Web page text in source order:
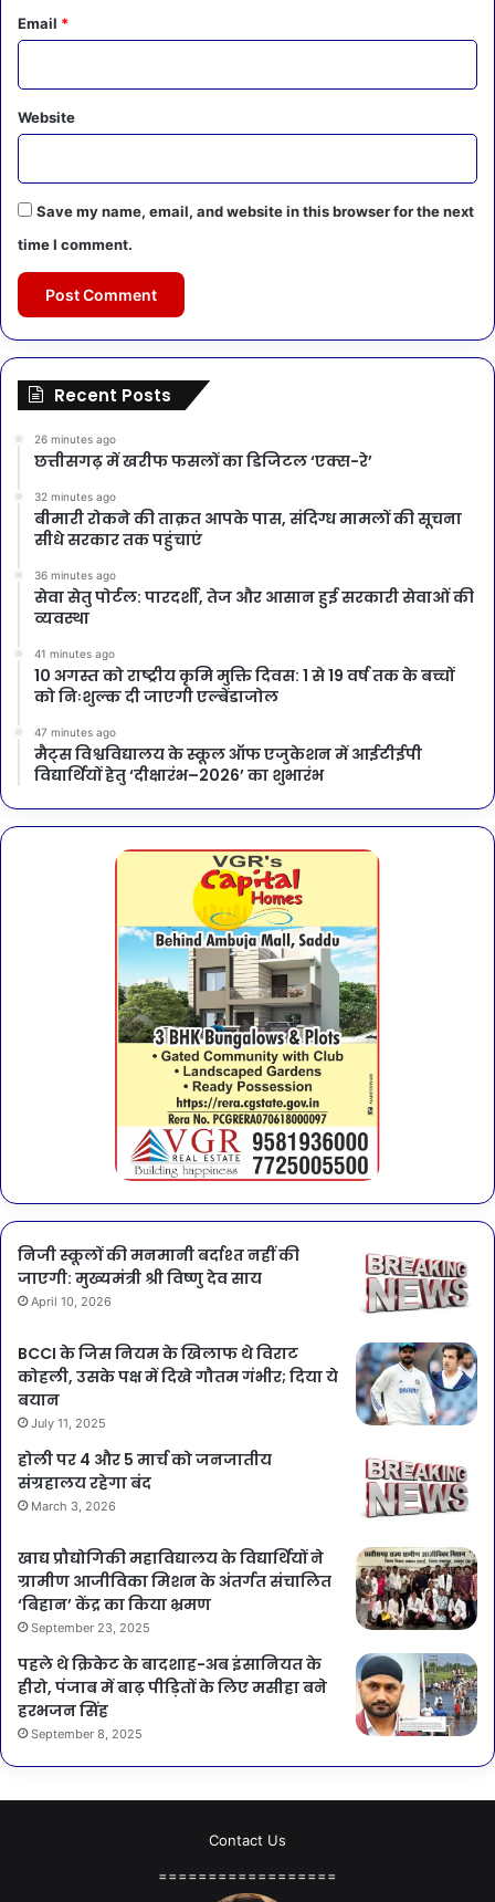
Email *
Website
Save my name, email, and website in this browser for the next
time I comment.
Recent Posts
26 minutes ago
छत्तीसगढ़ में खरीफ फसलों का डिजिटल ‘एक्स-रे’
32 minutes ago
बीमारी रोकने की ताक़त आपके पास, संदिग्ध मामलों की सूचना
सीधे सरकार तक पहुंचाएं
36 minutes ago
सेवा सेतु पोर्टल: पारदर्शी, तेज और आसान हुई सरकारी सेवाओं की
व्यवस्था
41 minutes ago
10 अगस्त को राष्ट्रीय कृमि मुक्ति दिवस: 1 से 19 वर्ष तक के बच्चों
को निःशुल्क दी जाएगी एल्बेंडाजोल
47 minutes ago
मैट्स विश्वविद्यालय के स्कूल ऑफ एजुकेशन में आईटीईपी
विद्यार्थियों हेतु ‘दीक्षारंभ–2026’ का शुभारंभ
निजी स्कूलों की मनमानी बर्दाश्त नहीं की
जाएगी: मुख्यमंत्री श्री विष्णु देव साय
April 10, 2026
BCCI के जिस नियम के खिलाफ थे विराट
कोहली, उसके पक्ष में दिखे गौतम गंभीर; दिया ये
बयान
July 11, 2025
होली पर 4 और 5 मार्च को जनजातीय
संग्रहालय रहेगा बंद
March 3, 2026
खाद्य प्रौद्योगिकी महाविद्यालय के विद्यार्थियों ने
ग्रामीण आजीविका मिशन के अंतर्गत संचालित
‘बिहान’ केंद्र का किया भ्रमण
September 23, 2025
पहले थे क्रिकेट के बादशाह-अब इंसानियत के
हीरो, पंजाब में बाढ़ पीड़ितों के लिए मसीहा बने
हरभजन सिंह
September 8, 2025
Contact Us
==================